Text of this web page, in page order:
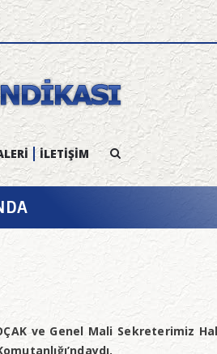
İLETİŞİM
ve Genel Mali Sekreterimiz